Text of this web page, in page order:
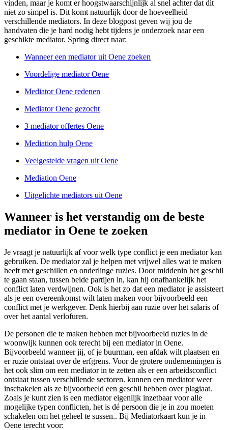
vinden, maar je komt er hoogstwaarschijnlijk al snel achter dat dit
niet zo simpel is. Dit komt natuurlijk door de hoeveelheid
verschillende mediators. In deze blogpost geven wij jou de
handvaten die je hard nodig hebt tijdens je onderzoek naar een
geschikte mediator. Spring direct naar:
Wanneer een mediator uit Oene zoeken
Voordelige mediator Oene
Mediator Oene redenen
Mediator Oene gezocht
3 mediator offertes Oene
Mediation hulp Oene
Veelgestelde vragen uit Oene
Mediation Oene
Uitgelichte mediators uit Oene
Wanneer is het verstandig om de beste
mediator in Oene te zoeken
Je vraagt je natuurlijk af voor welk type conflict je een mediator kan
gebruiken. De mediator zal je helpen met vrijwel alles wat te maken
heeft met geschillen en onderlinge ruzies. Door middenin het geschil
te gaan staan, tussen beide partijen in, kan hij onafhankelijk het
conflict laten verdwijnen. Ook is het zo dat een mediator je assisteert
als je een overeenkomst wilt laten maken voor bijvoorbeeld een
conflict met je werkgever. Denk hierbij aan ruzie over het salaris of
over het aantal verlofuren.
De personen die te maken hebben met bijvoorbeeld ruzies in de
woonwijk kunnen ook terecht bij een mediator in Oene.
Bijvoorbeeld wanneer jij, of je buurman, een afdak wilt plaatsen en
er ruzie ontstaat over de erfgrens. Voor de grotere ondernemingen is
het ook slim om een mediator in te zetten als er een arbeidsconflict
ontstaat tussen verschillende sectoren. kunnen een mediator weer
inschakelen als ze bijvoorbeeld een geschil hebben over plagiaat.
Zoals je kunt zien is een mediator eigenlijk inzetbaar voor alle
mogelijke typen conflicten, het is dé persoon die je in zou moeten
schakelen om het geheel te sussen.. Bij Mediatorkaart kun je in
Oene terecht voor: